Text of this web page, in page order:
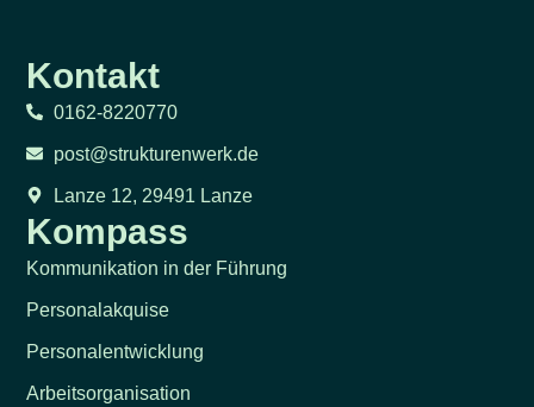
Kompass
Kommunikation in der Führung
Personalakquise
Personalentwicklung
Arbeitsorganisation
Kontakt
0162-8220770
post@strukturenwerk.de
Lanze 12, 29491 Lanze